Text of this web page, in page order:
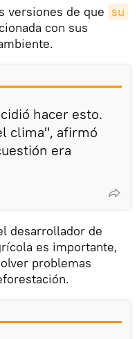
versiones de que su
con sus
hacer esto.
clima", afirmó
era
desarrollador de
es importante,
problemas